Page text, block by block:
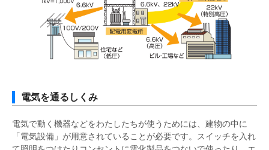
電気を通るしくみ
電気で動く機器などをわたしたちが使うためには、建物の中に
「電気設備」が用意されていることが必要です。スイッチを入れ